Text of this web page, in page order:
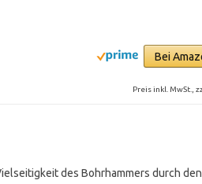
Bei
Preis inkl. MwSt.,
des Bohrhammers durch